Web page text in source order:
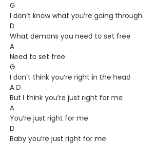
G
I don’t know what you’re going through
D
What demons you need to set free
A
Need to set free
G
I don’t think you’re right in the head
A D
But I think you’re just right for me
A
You’re just right for me
D
Baby you’re just right for me